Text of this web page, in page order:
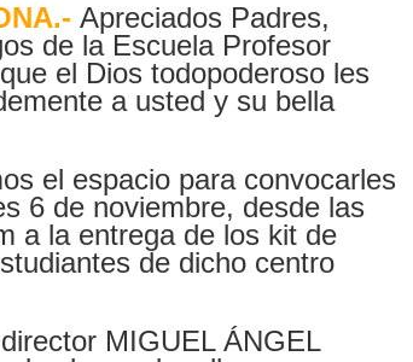
Apreciados Padres,
de la Escuela Profesor
el Dios todopoderoso les
a usted y su bella
el espacio para convocarles
6 de noviembre, desde las
a la entrega de los kit de
de dicho centro
MIGUEL ÁNGEL